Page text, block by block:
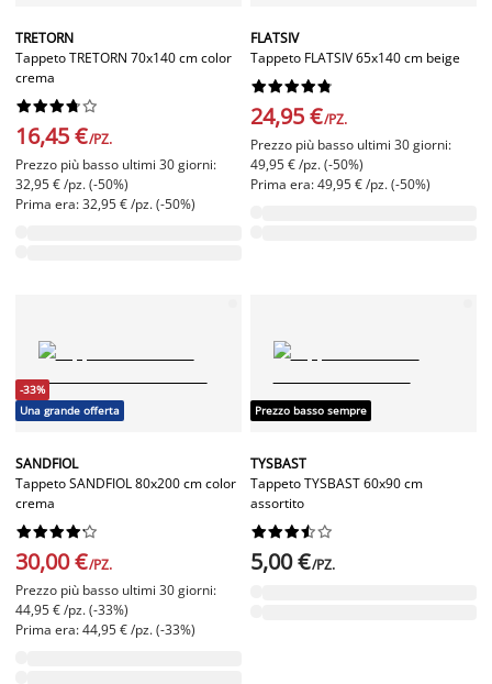
TRETORN
Tappeto TRETORN 70x140 cm color
crema






16,45 €/PZ.
Prezzo più basso ultimi 30 giorni:
32,95 € /pz. (-50%)
Prima era: 32,95 € /pz. (-50%)
FLATSIV
Tappeto FLATSIV 65x140 cm beige






24,95 €/PZ.
Prezzo più basso ultimi 30 giorni:
49,95 € /pz. (-50%)
Prima era: 49,95 € /pz. (-50%)
-33%
Una grande offerta
SANDFIOL
Tappeto SANDFIOL 80x200 cm color
crema






30,00 €/PZ.
Prezzo più basso ultimi 30 giorni:
44,95 € /pz. (-33%)
Prima era: 44,95 € /pz. (-33%)
Prezzo basso sempre
TYSBAST
Tappeto TYSBAST 60x90 cm
assortito






5,00 €/PZ.